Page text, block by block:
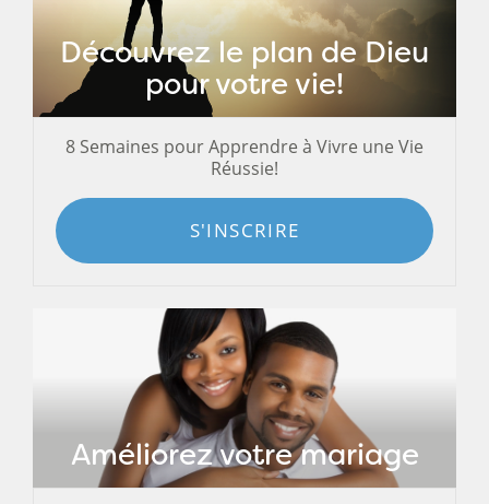
Découvrez le plan de Dieu
pour votre vie!
8 Semaines pour Apprendre à Vivre une Vie
Réussie!
S'INSCRIRE
Améliorez votre mariage